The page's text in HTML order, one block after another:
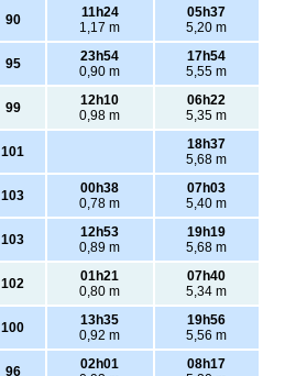
90
11h24
1,17 m
05h37
5,20 m
95
23h54
0,90 m
17h54
5,55 m
99
12h10
0,98 m
06h22
5,35 m
101
18h37
5,68 m
103
00h38
0,78 m
07h03
5,40 m
103
12h53
0,89 m
19h19
5,68 m
102
01h21
0,80 m
07h40
5,34 m
100
13h35
0,92 m
19h56
5,56 m
96
02h01
08h17